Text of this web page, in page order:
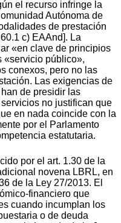
el recurso infringe la
Autónoma de
de prestación
c) EAAnd]. La
«en clave de principios
«servicio público»,
conexos, pero no las
Las exigencias de
de presidir las
no justifican que
en nada coincide con la
por el Parlamento
estatutaria.
por el art. 1.30 de la
novena LBRL, en
de la Ley 27/2013. El
financiero que
cuando incumplan los
o de deuda